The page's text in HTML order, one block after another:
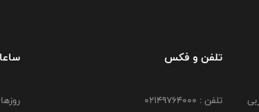
تلفن و فکس
تلفن : 02149764000